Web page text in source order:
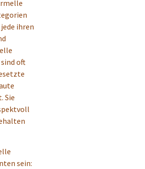
ihren
oft
Sie
sein: